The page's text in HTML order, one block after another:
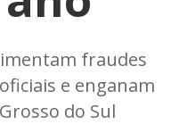
fraudes
e enganam
do Sul